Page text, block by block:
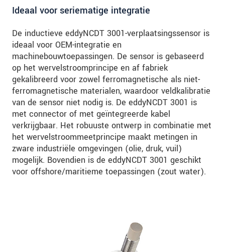
Ideaal voor seriematige integratie
De inductieve eddyNCDT 3001-verplaatsingssensor is
ideaal voor OEM-integratie en
machinebouwtoepassingen. De sensor is gebaseerd
op het wervelstroomprincipe en af fabriek
gekalibreerd voor zowel ferromagnetische als niet-
ferromagnetische materialen, waardoor veldkalibratie
van de sensor niet nodig is. De eddyNCDT 3001 is
met connector of met geïntegreerde kabel
verkrijgbaar. Het robuuste ontwerp in combinatie met
het wervelstroommeetprincipe maakt metingen in
zware industriële omgevingen (olie, druk, vuil)
mogelijk. Bovendien is de eddyNCDT 3001 geschikt
voor offshore/maritieme toepassingen (zout water).